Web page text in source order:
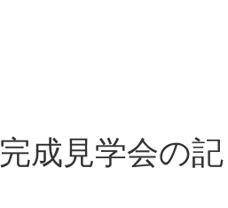
完成見学会の記